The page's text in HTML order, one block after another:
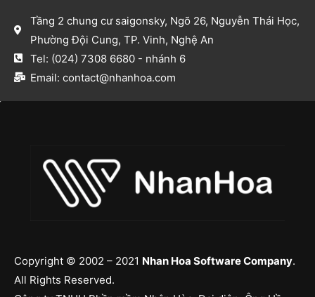
Tầng 2 chung cư saigonsky, Ngõ 26, Nguyễn Thái Học,
Phường Đội Cung, TP. Vinh, Nghệ An​
Tel: (024) 7308 6680 - nhánh 6​
Email: contact@nhanhoa.com​
Copyright © 2002 – 2021 Nhan Hoa Software Company.
All Rights Reserved.